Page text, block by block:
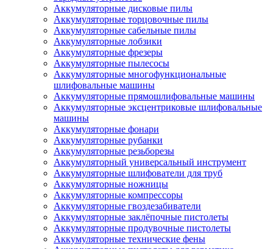
Аккумуляторные дисковые пилы
Аккумуляторные торцовочные пилы
Аккумуляторные сабельные пилы
Аккумуляторные лобзики
Аккумуляторные фрезеры
Аккумуляторные пылесосы
Аккумуляторные многофункциональные
шлифовальные машины
Аккумуляторные прямошлифовальные машины
Аккумуляторные эксцентриковые шлифовальные
машины
Аккумуляторные фонари
Аккумуляторные рубанки
Аккумуляторные резьборезы
Аккумуляторный универсальный инструмент
Аккумуляторные шлифователи для труб
Аккумуляторные ножницы
Аккумуляторные компрессоры
Аккумуляторные гвоздезабиватели
Аккумуляторные заклёпочные пистолеты
Аккумуляторные продувочные пистолеты
Аккумуляторные технические фены